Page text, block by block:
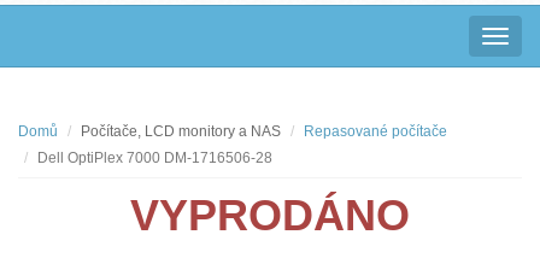
Domů Počítače, LCD monitory a NAS
Repasované počítače
Dell OptiPlex 7000 DM-1716506-28
VYPRODÁNO